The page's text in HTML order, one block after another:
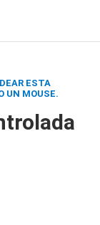
ESTA
UN MOUSE.